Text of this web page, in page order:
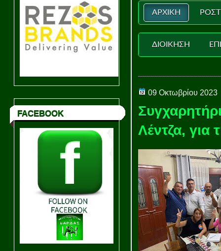
FACEBOOK
ΑΡΧΙΚΗ
ΔΙΟΙΚΗΣΗ
09 Οκτωβρίου 2023
Λέντζα, για